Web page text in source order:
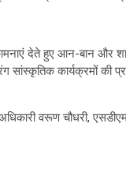
देते हुए आन-बान
सांस्कृतिक कार्यक्रमों की
वरूण चौधरी,